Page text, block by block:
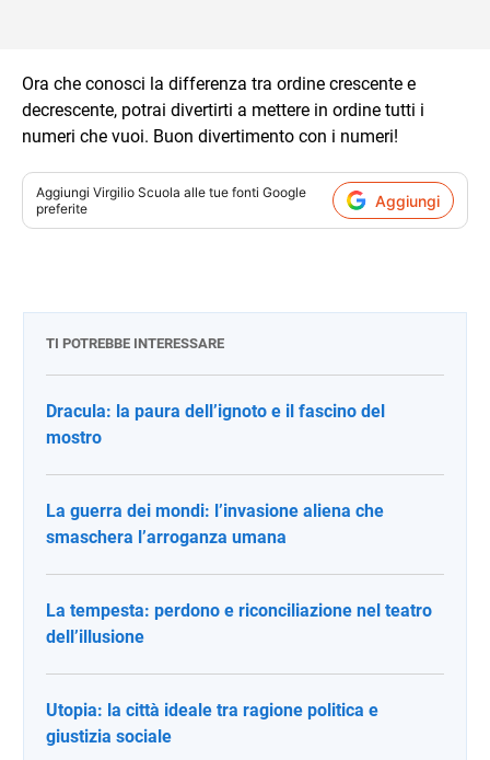
Ora che conosci la differenza tra ordine crescente e
decrescente, potrai divertirti a mettere in ordine tutti i
numeri che vuoi. Buon divertimento con i numeri!
Aggiungi Virgilio Scuola alle tue fonti Google
preferite
Aggiungi
TI POTREBBE INTERESSARE
Dracula: la paura dell’ignoto e il fascino del
mostro
La guerra dei mondi: l’invasione aliena che
smaschera l’arroganza umana
La tempesta: perdono e riconciliazione nel teatro
dell’illusione
Utopia: la città ideale tra ragione politica e
giustizia sociale